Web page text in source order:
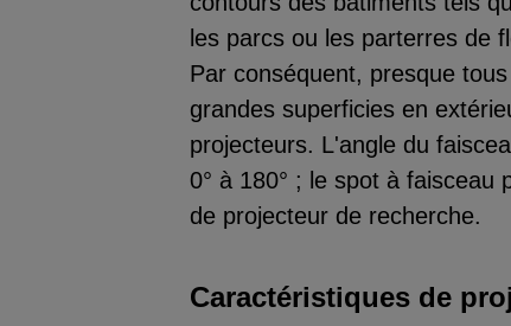
les parcs ou les parterres de
Par conséquent, presque
grandes superficies en
projecteurs. L'angle du
0° à 180° ; le spot à faisceau
de projecteur de recherche.
Caractéristiques de